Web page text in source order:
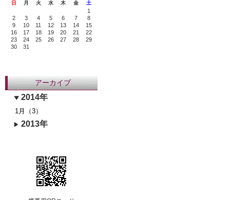
日 月 火 水 木 金 土
1
2
3 4 5 6 7
8
9
10 11 12 13 14
15
16
17 18 19 20 21
22
23
24 25 26 27 28
29
30
31
アーカイブ
2014年
1月（3）
2013年